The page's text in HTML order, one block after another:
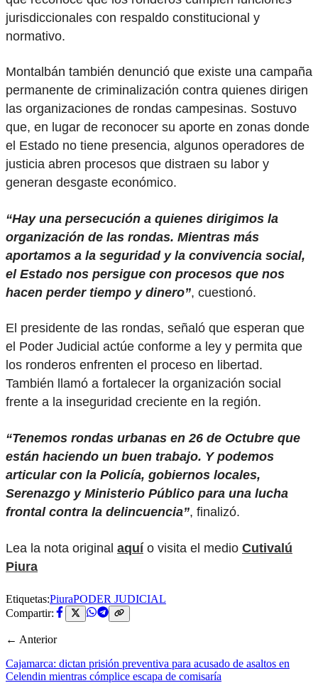
jurisdiccionales con respaldo constitucional y
normativo.
Montalbán también denunció que existe una campaña
permanente de criminalización contra quienes dirigen
las organizaciones de rondas campesinas. Sostuvo
que, en lugar de reconocer su aporte en zonas donde
el Estado no tiene presencia, algunos operadores de
justicia abren procesos que distraen su labor y
generan desgaste económico.
“Hay una persecución a quienes dirigimos la
organización de las rondas. Mientras más
aportamos a la seguridad y la convivencia social,
el Estado nos persigue con procesos que nos
hacen perder tiempo y dinero”, cuestionó.
El presidente de las rondas, señaló que esperan que
el Poder Judicial actúe conforme a ley y permita que
los ronderos enfrenten el proceso en libertad.
También llamó a fortalecer la organización social
frente a la inseguridad creciente en la región.
“Tenemos rondas urbanas en 26 de Octubre que
están haciendo un buen trabajo. Y podemos
articular con la Policía, gobiernos locales,
Serenazgo y Ministerio Público para una lucha
frontal contra la delincuencia”, finalizó.
Lea la nota original aquío visita el medio Cutivalú
Piura
Etiquetas:PiuraPODER JUDICIAL
Compartir:
← Anterior
Cajamarca: dictan prisión preventiva para acusado de asaltos en
Celendin mientras cómplice escapa de comisaría